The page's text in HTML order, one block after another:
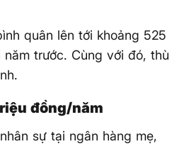
quân lên tới khoảng 525
trước. Cùng với đó, thù
đồng/năm
sự tại ngân hàng mẹ,